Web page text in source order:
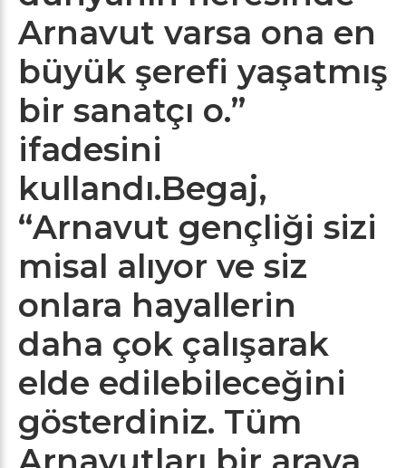
Arnavut varsa ona en
büyük şerefi yaşatmış
bir sanatçı o.”
ifadesini
kullandı.Begaj,
“Arnavut gençliği sizi
misal alıyor ve siz
onlara hayallerin
daha çok çalışarak
elde edilebileceğini
gösterdiniz. Tüm